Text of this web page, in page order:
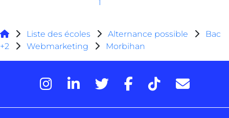
1
Liste des écoles Alternance possible
Bac
+2
Webmarketing Morbihan